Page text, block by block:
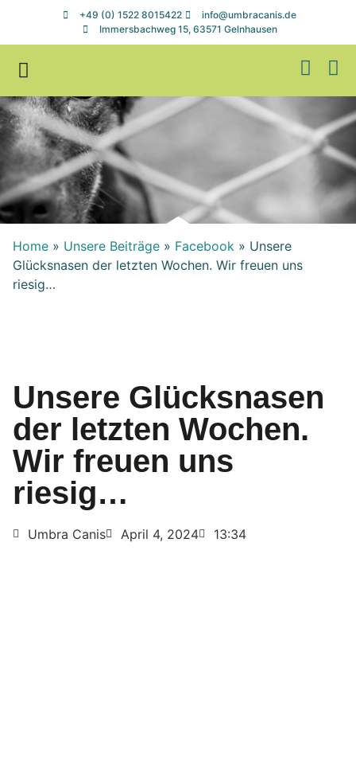
+49 (0) 1522 8015422
info@umbracanis.de
Immersbachweg 15, 63571 Gelnhausen
Home » Unsere Beiträge » Facebook » Unsere
Glücksnasen der letzten Wochen. Wir freuen uns
riesig…
Unsere Glücksnasen
der letzten Wochen.
Wir freuen uns
riesig…
Umbra Canis April 4, 2024 13:34